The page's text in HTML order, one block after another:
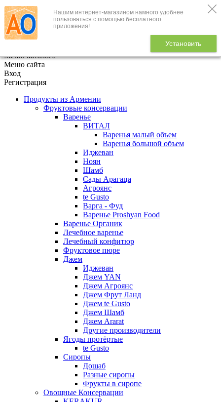
Нашим интернет-магазином намного удобнее
пользоваться с помощью бесплатного
приложения!
Установить
+7 (495) 646-888-1
В корзине
Меню каталога
Меню сайта
Вход
Регистрация
Продукты из Армении
Фруктовые консервации
Варенье
ВИТАЛ
Варенья малый объем
Варенья большой объем
Иджеван
Ноян
Шамб
Сады Арагаца
Агроянс
te Gusto
Варга - Фуд
Варенье Proshyan Food
Варенье Органик
Лечебное варенье
Лечебный конфитюр
Фруктовое пюре
Джем
Иджеван
Джем YAN
Джем Агроянс
Джем Фрут Ланд
Джем te Gusto
Джем Шамб
Джем Ararat
Другие производители
Ягоды протёртые
te Gusto
Сиропы
Дошаб
Разные сиропы
Фрукты в сиропе
Овощные Консервации